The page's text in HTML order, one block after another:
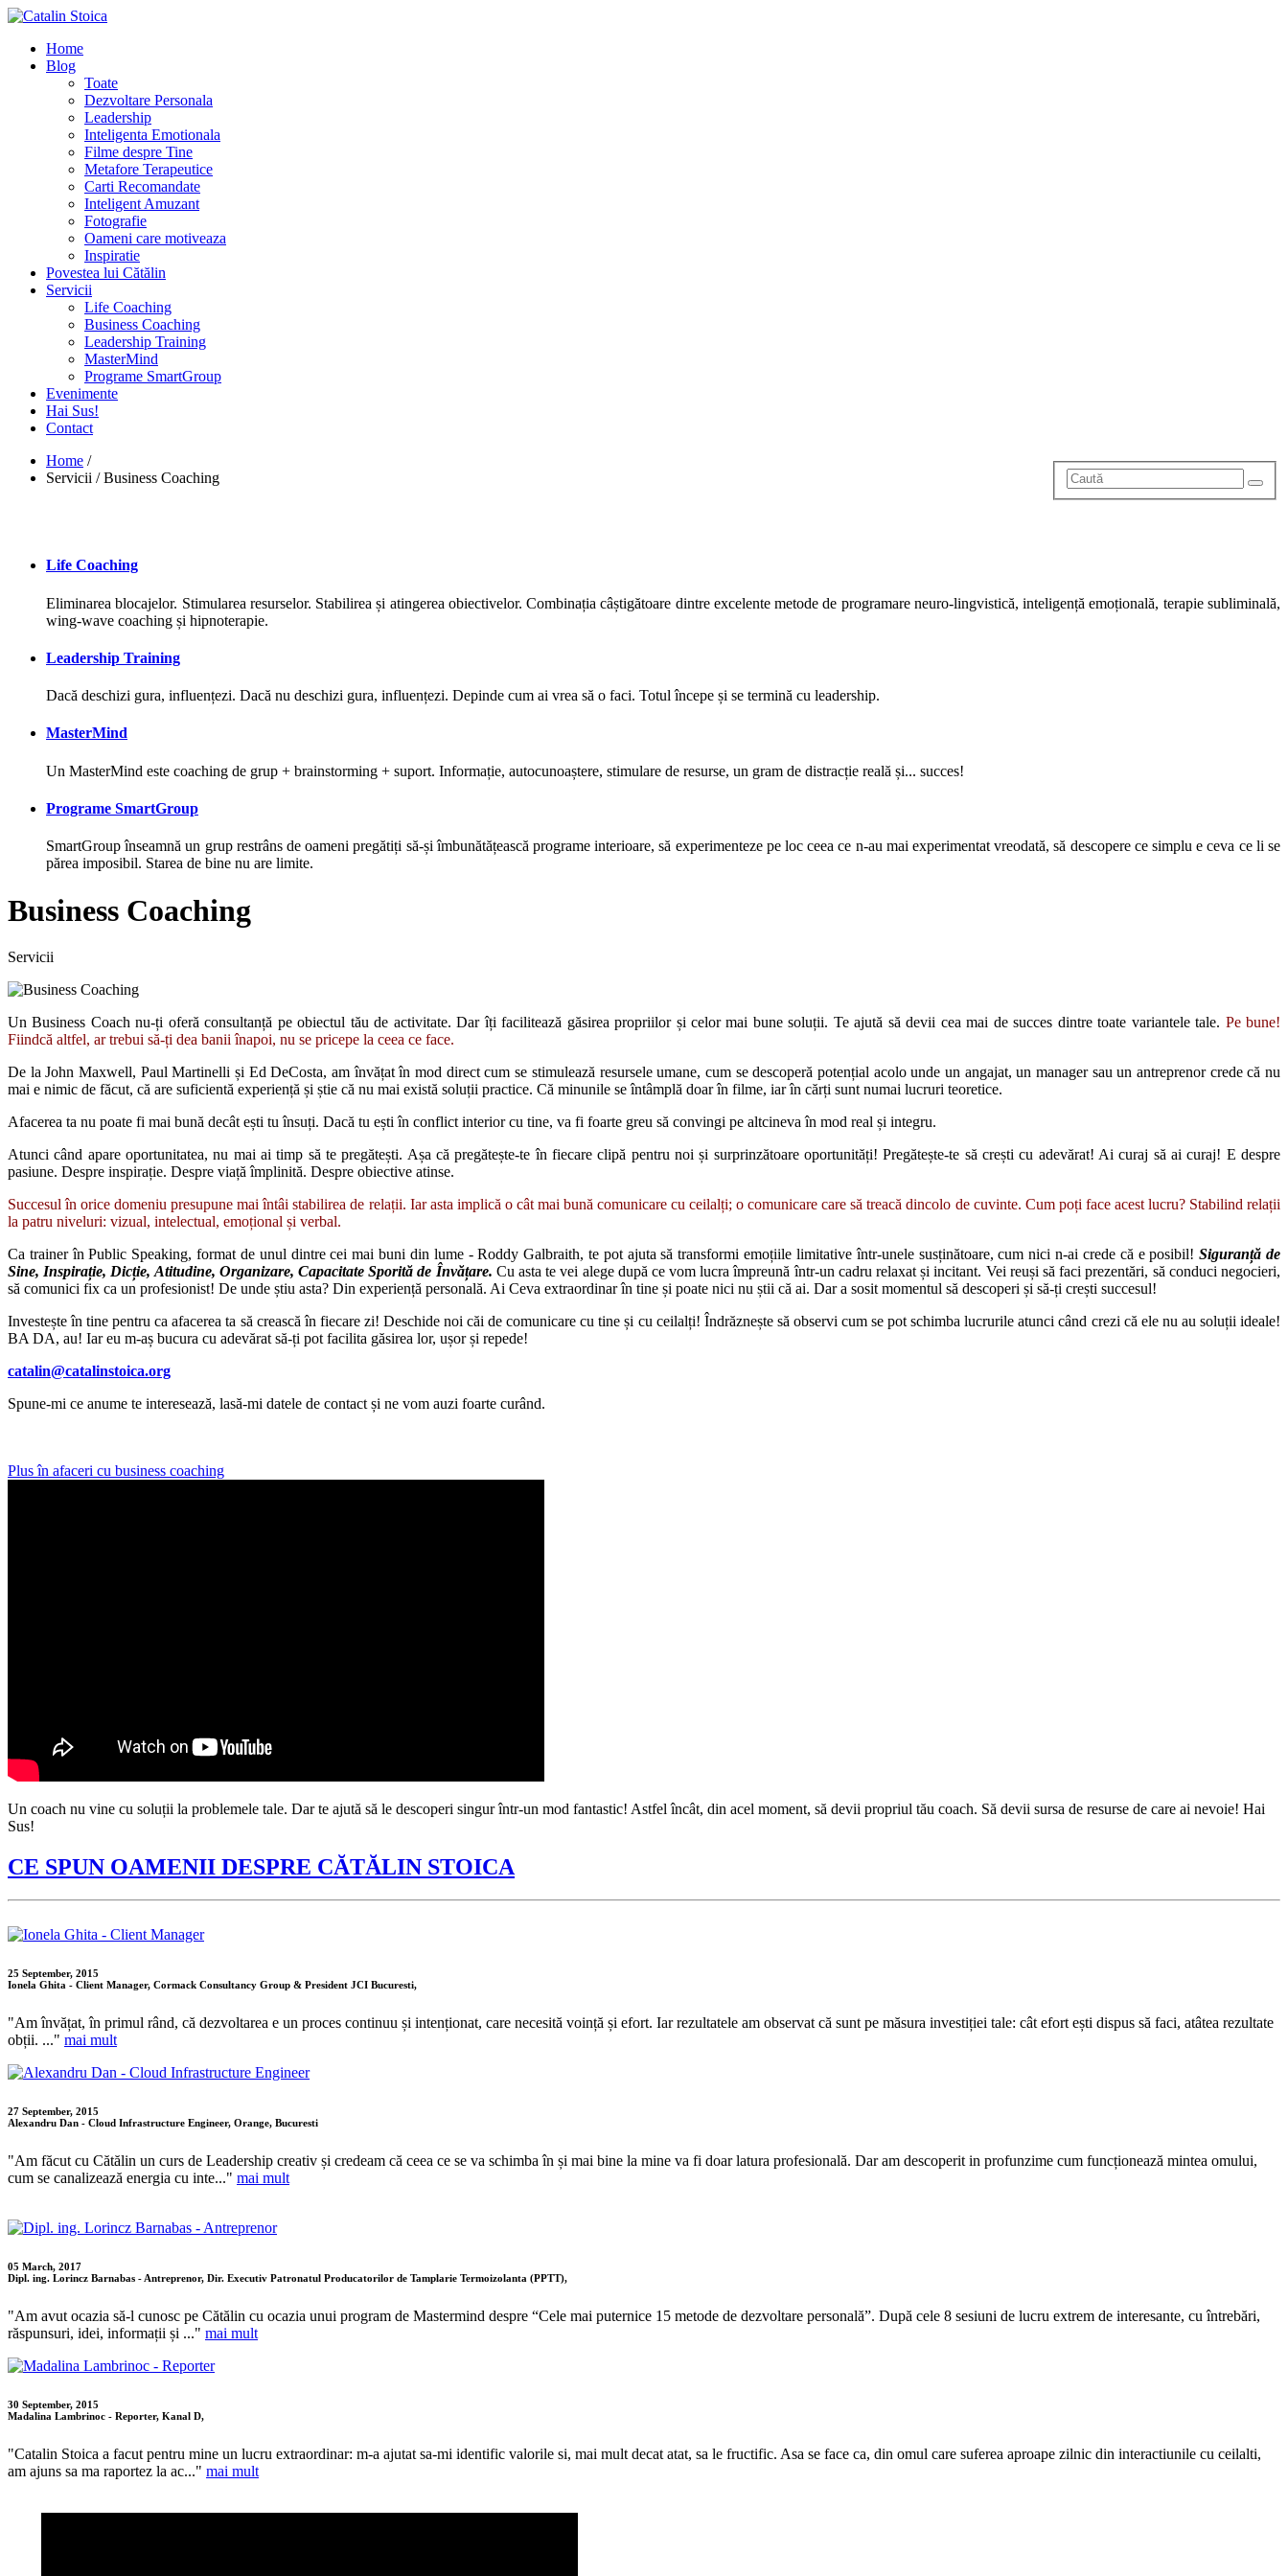
Home
Blog
Toate
Dezvoltare Personala
Leadership
Inteligenta Emotionala
Filme despre Tine
Metafore Terapeutice
Carti Recomandate
Inteligent Amuzant
Fotografie
Oameni care motiveaza
Inspiratie
Povestea lui Cătălin
Servicii
Life Coaching
Business Coaching
Leadership Training
MasterMind
Programe SmartGroup
Evenimente
Hai Sus!
Contact
Home /
Servicii /Business Coaching
Life Coaching
Eliminarea blocajelor. Stimularea resurselor. Stabilirea și atingerea obiectivelor. Combinația câștigătoare dintre excelente metode de programare neuro-lingvistică, inteligență emoțională, terapie subliminală,
wing-wave coaching și hipnoterapie.
Leadership Training
Dacă deschizi gura, influențezi. Dacă nu deschizi gura, influențezi. Depinde cum ai vrea să o faci. Totul începe și se termină cu leadership.
MasterMind
Un MasterMind este coaching de grup + brainstorming + suport. Informație, autocunoaștere, stimulare de resurse, un gram de distracție reală și... succes!
Programe SmartGroup
SmartGroup înseamnă un grup restrâns de oameni pregătiți să-și îmbunătățească programe interioare, să experimenteze pe loc ceea ce n-au mai experimentat vreodată, să descopere ce simplu e ceva ce li se
părea imposibil. Starea de bine nu are limite.
Business Coaching
Servicii
Un Business Coach nu-ți oferă consultanță pe obiectul tău de activitate. Dar îți facilitează găsirea propriilor și celor mai bune soluții. Te ajută să devii cea mai de succes dintre toate variantele tale. Pe bune!
Fiindcă altfel, ar trebui să-ți dea banii înapoi, nu se pricepe la ceea ce face.
De la John Maxwell, Paul Martinelli și Ed DeCosta, am învățat în mod direct cum se stimulează resursele umane, cum se descoperă potențial acolo unde un angajat, un manager sau un antreprenor crede că nu
mai e nimic de făcut, că are suficientă experiență și știe că nu mai există soluții practice. Că minunile se întâmplă doar în filme, iar în cărți sunt numai lucruri teoretice.
Afacerea ta nu poate fi mai bună decât ești tu însuți. Dacă tu ești în conflict interior cu tine, va fi foarte greu să convingi pe altcineva în mod real și integru.
Atunci când apare oportunitatea, nu mai ai timp să te pregătești. Așa că pregătește-te în fiecare clipă pentru noi și surprinzătoare oportunități! Pregătește-te să crești cu adevărat! Ai curaj să ai curaj! E despre
pasiune. Despre inspirație. Despre viață împlinită. Despre obiective atinse.
Succesul în orice domeniu presupune mai întâi stabilirea de relații. Iar asta implică o cât mai bună comunicare cu ceilalți; o comunicare care să treacă dincolo de cuvinte. Cum poți face acest lucru? Stabilind relații
la patru niveluri: vizual, intelectual, emoțional și verbal.
Ca trainer în Public Speaking, format de unul dintre cei mai buni din lume - Roddy Galbraith, te pot ajuta să transformi emoțiile limitative într-unele susținătoare, cum nici n-ai crede că e posibil!Siguranță de
Sine, Inspirație, Dicție, Atitudine, Organizare, Capacitate Sporită de Învățare. Cu asta te vei alege după ce vom lucra împreună într-un cadru relaxat și incitant. Vei reuși să faci prezentări, să conduci negocieri,
să comunici fix ca un profesionist! De unde știu asta? Din experiență personală. Ai Ceva extraordinar în tine și poate nici nu știi că ai. Dar a sosit momentul să descoperi și să-ți crești succesul!
Investește în tine pentru ca afacerea ta să crească în fiecare zi! Deschide noi căi de comunicare cu tine și cu ceilalți! Îndrăznește să observi cum se pot schimba lucrurile atunci când crezi că ele nu au soluții ideale!
BA DA, au! Iar eu m-aș bucura cu adevărat să-ți pot facilita găsirea lor, ușor și repede!
catalin@catalinstoica.org
Spune-mi ce anume te interesează, lasă-mi datele de contact și ne vom auzi foarte curând.
Plus în afaceri cu business coaching
Un coach nu vine cu soluții la problemele tale. Dar te ajută să le descoperi singur într-un mod fantastic! Astfel încât, din acel moment, să devii propriul tău coach. Să devii sursa de resurse de care ai nevoie! Hai
Sus!
CE SPUN OAMENII DESPRE CĂTĂLIN STOICA
25 September, 2015
Ionela Ghita - Client Manager, Cormack Consultancy Group & President JCI Bucuresti,
"Am învățat, în primul rând, că dezvoltarea e un proces continuu și intenționat, care necesită voință și efort. Iar rezultatele am observat că sunt pe măsura investiției tale: cât efort ești dispus să faci, atâtea rezultate
obții. ..." mai mult
27 September, 2015
Alexandru Dan - Cloud Infrastructure Engineer, Orange, Bucuresti
"Am făcut cu Cătălin un curs de Leadership creativ și credeam că ceea ce se va schimba în și mai bine la mine va fi doar latura profesională. Dar am descoperit in profunzime cum funcționează mintea omului,
cum se canalizează energia cu inte..." mai mult
05 March, 2017
Dipl. ing. Lorincz Barnabas - Antreprenor, Dir. Executiv Patronatul Producatorilor de Tamplarie Termoizolanta (PPTT),
"Am avut ocazia să-l cunosc pe Cătălin cu ocazia unui program de Mastermind despre “Cele mai puternice 15 metode de dezvoltare personală”. După cele 8 sesiuni de lucru extrem de interesante, cu întrebări,
răspunsuri, idei, informații și ..." mai mult
30 September, 2015
Madalina Lambrinoc - Reporter, Kanal D,
"Catalin Stoica a facut pentru mine un lucru extraordinar: m-a ajutat sa-mi identific valorile si, mai mult decat atat, sa le fructific. Asa se face ca, din omul care suferea aproape zilnic din interactiunile cu ceilalti,
am ajuns sa ma raportez la ac..." mai mult